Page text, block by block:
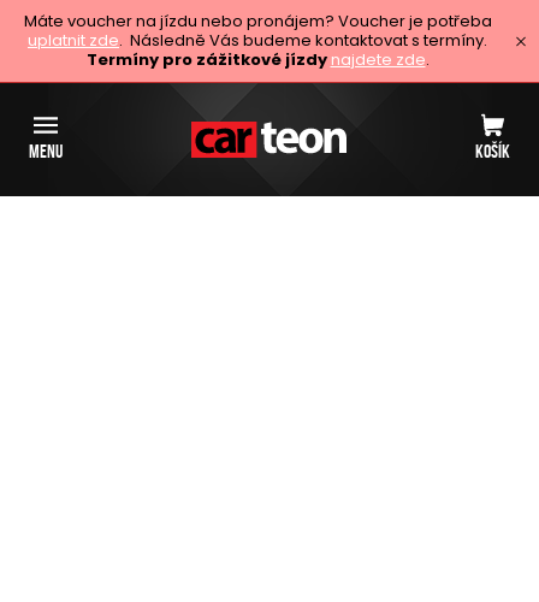
Máte voucher na jízdu nebo pronájem? Voucher je potřeba
uplatnit zde. Následně Vás budeme kontaktovat s termíny.
Termíny pro zážitkové jízdy najdete zde.
MENU KOŠÍK